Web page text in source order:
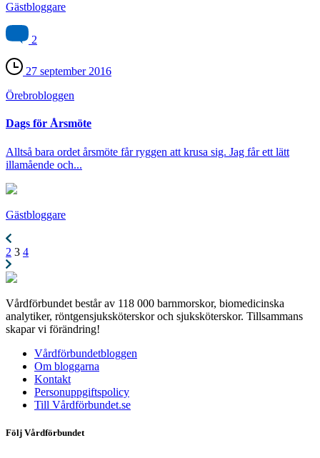
Gästbloggare
2
27 september 2016
Örebro­bloggen
Dags för Årsmöte
Alltså bara ordet årsmöte får ryggen att krusa sig. Jag får ett lätt
illamående och...
Gästbloggare
2 3 4
Vårdförbundet består av 118 000 barnmorskor, biomedicinska
analytiker, röntgensjuksköterskor och sjuksköterskor. Tillsammans
skapar vi förändring!
Vårdförbundetbloggen
Om bloggarna
Kontakt
Personuppgiftspolicy
Till Vårdförbundet.se
Följ Vårdförbundet